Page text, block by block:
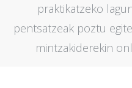
praktikatzeko
pentsatzeak poztu
mintzakiderekin